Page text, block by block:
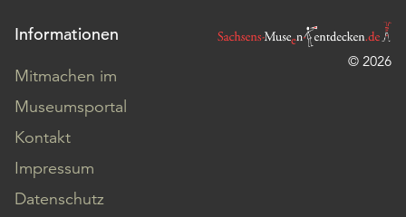
Informationen
Mitmachen im
Museumsportal
Kontakt
Impressum
Datenschutz
© 2026